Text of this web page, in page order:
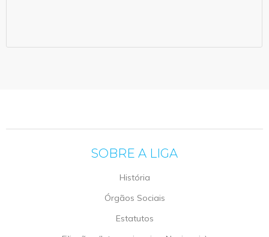
SOBRE A LIGA
História
Órgãos Sociais
Estatutos